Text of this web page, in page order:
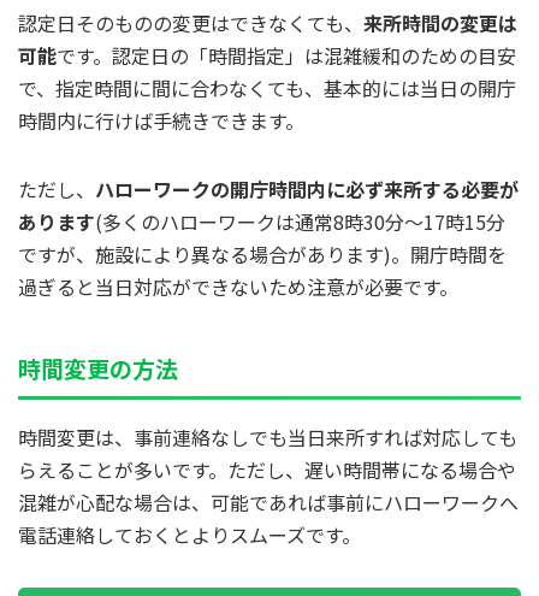
認定日そのものの変更はできなくても、 来所時間の変更は
可能です。認定日の「時間指定」は混雑緩和のための目安
で、指定時間に間に合わなくても、基本的には当日の開庁
時間内に行けば手続きできます。
ただし、 ハローワークの開庁時間内に必ず来所する必要が
あります(多くのハローワークは通常8時30分〜17時15分
ですが、施設により異なる場合があります)。開庁時間を
過ぎると当日対応ができないため注意が必要です。
時間変更の方法
時間変更は、事前連絡なしでも当日来所すれば対応しても
らえることが多いです。ただし、遅い時間帯になる場合や
混雑が心配な場合は、可能であれば事前にハローワークへ
電話連絡しておくとよりスムーズです。